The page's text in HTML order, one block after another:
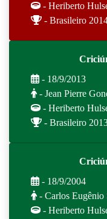
- Heriberto
- Brasileiro
- 18/9/2013
- Jean Pierre
- Heriberto
- Brasileiro
- 18/9/2004
- Carlos Eugênio
- Heriberto